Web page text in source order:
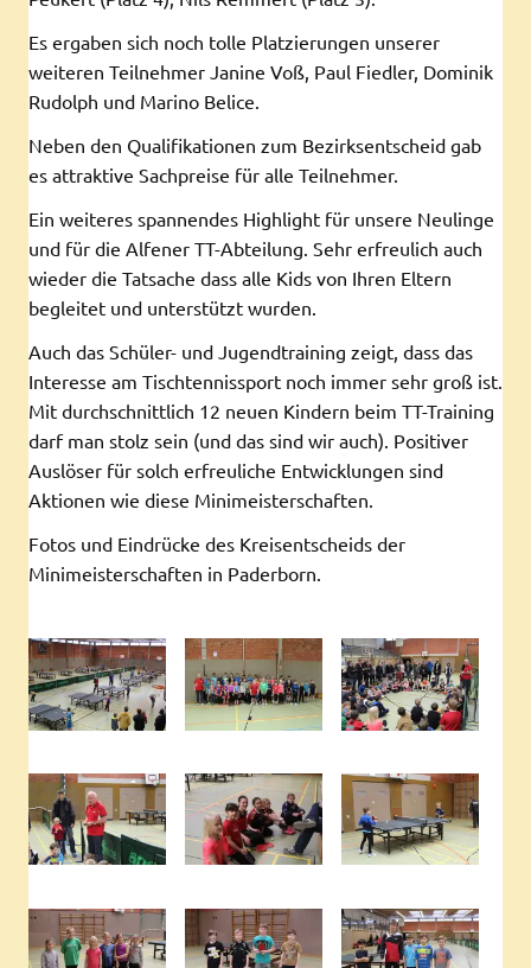
Es ergaben sich noch tolle Platzierungen unserer
weiteren Teilnehmer Janine Voß, Paul Fiedler, Dominik
Rudolph und Marino Belice.
Neben den Qualifikationen zum Bezirksentscheid gab
es attraktive Sachpreise für alle Teilnehmer.
Ein weiteres spannendes Highlight für unsere Neulinge
und für die Alfener TT-Abteilung. Sehr erfreulich auch
wieder die Tatsache dass alle Kids von Ihren Eltern
begleitet und unterstützt wurden.
Auch das Schüler- und Jugendtraining zeigt, dass das
Interesse am Tischtennissport noch immer sehr groß ist.
Mit durchschnittlich 12 neuen Kindern beim TT-Training
darf man stolz sein (und das sind wir auch). Positiver
Auslöser für solch erfreuliche Entwicklungen sind
Aktionen wie diese Minimeisterschaften.
Fotos und Eindrücke des Kreisentscheids der
Minimeisterschaften in Paderborn.